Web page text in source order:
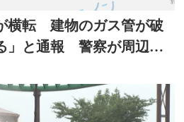
横転 建物のガス管が破
」と通報 警察が周辺で